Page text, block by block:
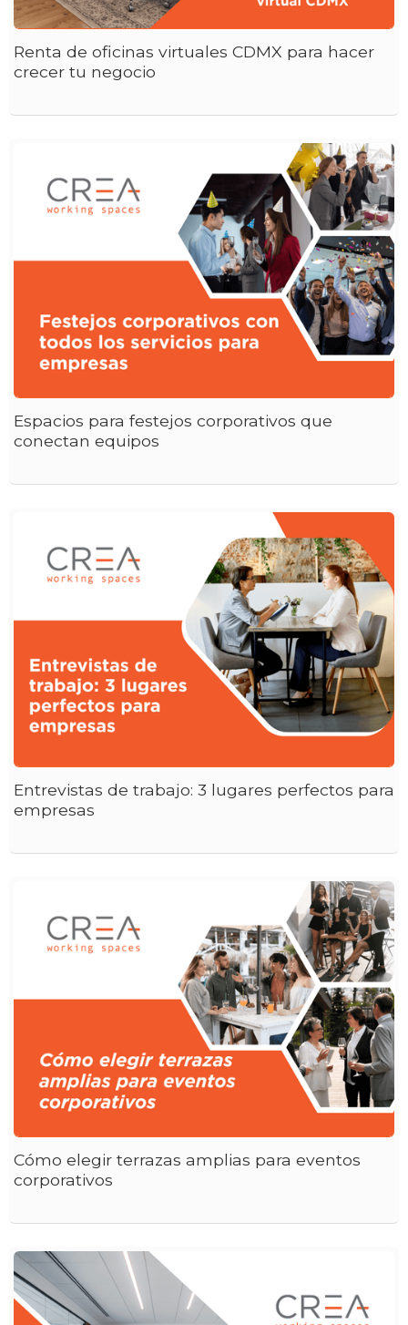
Renta de oficinas virtuales CDMX para hacer
crecer tu negocio
Espacios para festejos corporativos que
conectan equipos
Entrevistas de trabajo: 3 lugares perfectos para
empresas
Cómo elegir terrazas amplias para eventos
corporativos